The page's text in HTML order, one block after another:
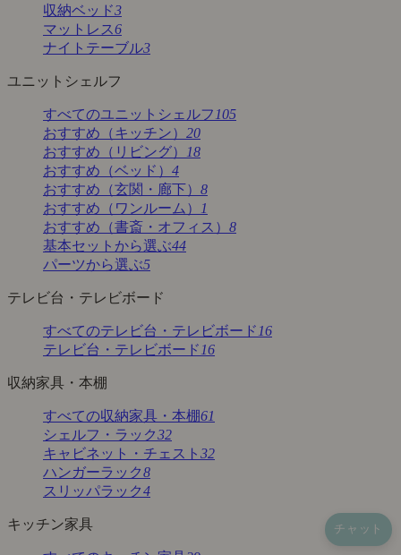
収納ベッド3
マットレス6
ナイトテーブル3
ユニットシェルフ
すべてのユニットシェルフ 105
おすすめ（キッチン） 20
おすすめ（リビング）
18
おすすめ（ベッド） 4
おすすめ（玄関・廊下） 8
おすすめ（ワンルーム）
1
おすすめ（書斎・オフィス） 8
基本セットから選ぶ44
パーツから選ぶ5
テレビ台・テレビボード
すべてのテレビ台・テレビボード 16
テレビ台・テレビボード 16
収納家具・本棚
すべての収納家具・本棚61
シェルフ・ラック32
キャビネット・チェスト 32
ハンガーラック8
スリッパラック4
キッチン家具 チャット